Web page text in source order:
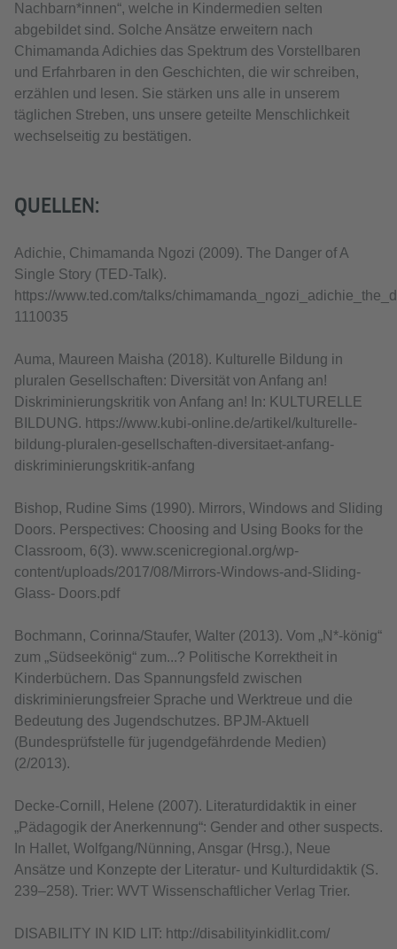
Nachbarn*innen“, welche in Kindermedien selten
abgebildet sind. Solche Ansätze erweitern nach
Chimamanda Adichies das Spektrum des Vorstellbaren
und Erfahrbaren in den Geschichten, die wir schreiben,
erzählen und lesen. Sie stärken uns alle in unserem
täglichen Streben, uns unsere geteilte Menschlichkeit
wechselseitig zu bestätigen.
QUELLEN:
Adichie, Chimamanda Ngozi (2009). The Danger of A
Single Story (TED-Talk).
https://www.ted.com/talks/
1110035
Auma, Maureen Maisha (2018). Kulturelle Bildung in
pluralen Gesellschaften: Diversität von Anfang an!
Diskriminierungskritik von Anfang an! In: KULTURELLE
BILDUNG. https://www.kubi-online.de/artikel/kulturelle-
bildung-pluralen-gesellschaften-diversitaet-anfang-
diskriminierungskritik-anfang
Bishop, Rudine Sims (1990). Mirrors, Windows and Sliding
Doors. Perspectives: Choosing and Using Books for the
Classroom, 6(3). www.scenicregional.org/wp-
content/uploads/2017/08/Mirrors-Windows-and-Sliding-
Glass- Doors.pdf
Bochmann, Corinna/Staufer, Walter (2013). Vom „N*-könig“
zum „Südseekönig“ zum...? Politische Korrektheit in
Kinderbüchern. Das Spannungsfeld zwischen
diskriminierungsfreier Sprache und Werktreue und die
Bedeutung des Jugendschutzes. BPJM-Aktuell
(Bundesprüfstelle für jugendgefährdende Medien)
(2/2013).
Decke-Cornill, Helene (2007). Literaturdidaktik in einer
„Pädagogik der Anerkennung“: Gender and other suspects.
In Hallet, Wolfgang/Nünning, Ansgar (Hrsg.), Neue
Ansätze und Konzepte der Literatur- und Kulturdidaktik (S.
239–258). Trier: WVT Wissenschaftlicher Verlag Trier.
DISABILITY IN KID LIT: http://disabilityinkidlit.com/